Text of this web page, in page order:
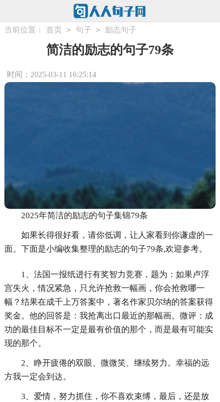
当前位置： 首页 > 句子 > 励志句子
简洁的励志的句子79条
时间：2025-03-11 16:25:14
2025年简洁的励志的句子集锦79条
如果长得很好看，请你低调，让人家看到你谦虚的一
面。下面是小编收集整理的励志的句子79条,欢迎参考。
1、法国一报纸进行有奖智力竞赛，题为：如果卢浮
宫失火，情况紧急，只允许抢救一幅画，你会抢救哪一
幅？结果在成千上万答案中，著名作家贝尔纳的答案获得
奖金。他的回答是：我抢离出口最近的那幅画。微评：成
功的最佳目标不一定是最有价值的那个，而是最有可能实
现的那个。
2、睁开疲倦的双眼、微微笑、继续努力。幸福的远
方我一定会到达。
3、爱情，努力抓住，你不喜欢束缚，最后，还是放